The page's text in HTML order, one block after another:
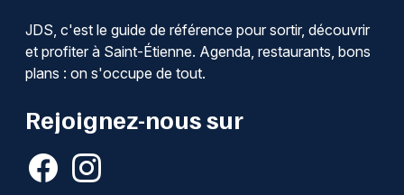
JDS, c'est le guide de référence pour sortir, découvrir
et profiter à Saint-Étienne. Agenda, restaurants, bons
plans : on s'occupe de tout.
Rejoignez-nous sur